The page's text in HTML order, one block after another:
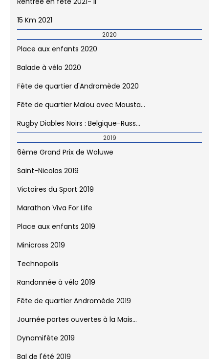
Minicross 2021
Rentrée en fête 2021
Rentrée en fête 2021- II
15 Km 2021
2020
Place aux enfants 2020
Fête de quartier d'Andromède 2020
Fête de quartier Malou avec Mousta...
Rugby Diables Noirs : Belgique-Russ...
6ème Grand Prix de Woluwe
Saint-Nicolas 2019
Victoires du Sport 2019
Marathon Viva For Life
Place aux enfants 2019
Minicross 2019
Technopolis
Randonnée à vélo 2019